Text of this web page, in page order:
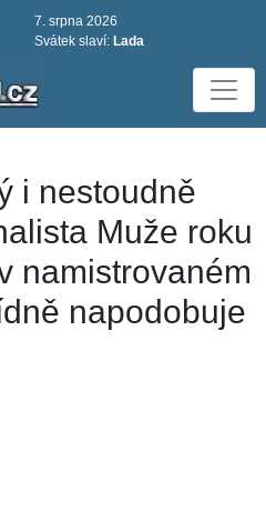
7. srpna 2026
Svátek slaví: Lada
i nestoudně
Muže roku
namistrovaném
napodobuje